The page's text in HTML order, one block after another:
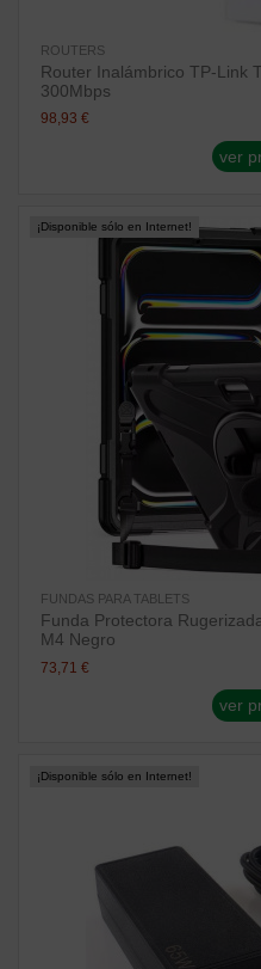
ROUTERS
Router Inalámbrico TP-Link
300Mbps
98,93 €
ver
¡Disponible sólo en Internet!
FUNDAS PARA TABLETS
Funda Protectora
M4 Negro
73,71 €
ver
¡Disponible sólo en Internet!